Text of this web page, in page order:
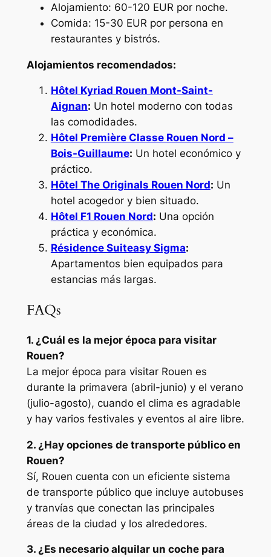
Alojamiento: 60-120 EUR por noche.
Comida: 15-30 EUR por persona en
restaurantes y bistrós.
Alojamientos recomendados:
Hôtel Kyriad Rouen Mont-Saint-
Aignan: Un hotel moderno con todas
las comodidades.
Hôtel Première Classe Rouen Nord –
Bois-Guillaume: Un hotel económico y
práctico.
Hôtel The Originals Rouen Nord: Un
hotel acogedor y bien situado.
Hôtel F1 Rouen Nord: Una opción
práctica y económica.
Résidence Suiteasy Sigma:
Apartamentos bien equipados para
estancias más largas.
FAQs
1. ¿Cuál es la mejor época para visitar
Rouen?
La mejor época para visitar Rouen es
durante la primavera (abril-junio) y el verano
(julio-agosto), cuando el clima es agradable
y hay varios festivales y eventos al aire libre.
2. ¿Hay opciones de transporte público en
Rouen?
Sí, Rouen cuenta con un eficiente sistema
de transporte público que incluye autobuses
y tranvías que conectan las principales
áreas de la ciudad y los alrededores.
3. ¿Es necesario alquilar un coche para